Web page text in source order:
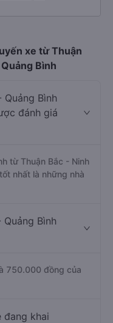
xe từ Thuận
Bình
Bình
đánh giá
từ Thuận Bắc - Ninh
nhất là những nhà
Bình
750.000 đồng của
đang khai